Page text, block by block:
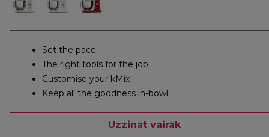
Set the pace
The right tools for the job
Customise your kMix
Keep all the goodness in-bowl
Uzzināt vairāk